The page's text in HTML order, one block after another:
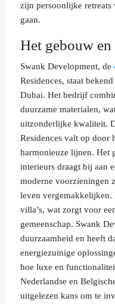
zijn persoonlijke
gaan.
Het gebouw
Swank Development, de
Residences, staat
Dubai. Het bedrijf
duurzame materialen,
uitzonderlijke kwaliteit.
Residences valt op door
harmonieuze lijnen. Het
interieurs draagt bij aan
moderne voorzieningen
leven vergemakkelijken.
villa’s, wat zorgt voor
gemeenschap. Swank
duurzaamheid en heeft
energiezuinige
hoe luxe en
Nederlandse en
uitgelezen kans om te